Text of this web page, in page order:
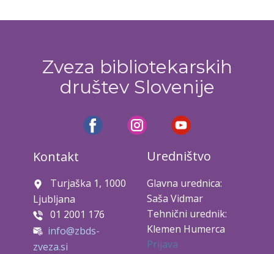
Zveza bibliotekarskih
društev Slovenije
Kontakt
Turjaška 1, 1000
Ljubljana
01 2001 176
info@zbds-
zveza.si
Uredništvo
Glavna urednica:
Saša Vidmar
Tehnični urednik:
Klemen Humerca
Prijava